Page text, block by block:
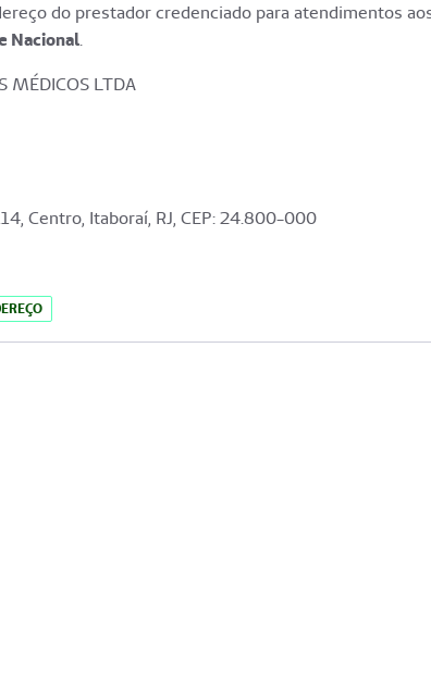
do prestador credenciado para atendimentos
Nacional.
MÉDICOS LTDA
Centro, Itaboraí, RJ, CEP: 24.800-000